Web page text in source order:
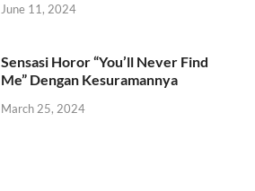
June 11, 2024
Sensasi Horor “You’ll Never Find
Me” Dengan Kesuramannya
March 25, 2024